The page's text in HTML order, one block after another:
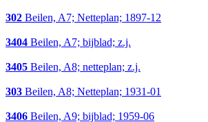
302 Beilen, A7; Netteplan; 1897-12
3404 Beilen, A7; bijblad; z.j.
3405 Beilen, A8; netteplan; z.j.
303 Beilen, A8; Netteplan; 1931-01
3406 Beilen, A9; bijblad; 1959-06